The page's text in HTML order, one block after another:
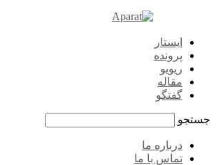
ایستار
پرونده
ریویو
مقاله
گفتگو
جستجو
درباره ما
تماس با ما